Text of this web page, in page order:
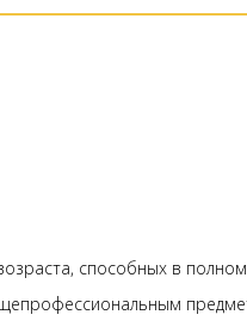
способных в